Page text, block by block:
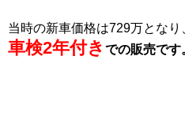
当時の新車価格は729万となり
車検2年付き での販売です